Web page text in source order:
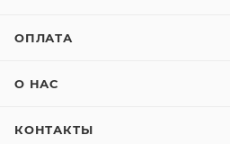
ОПЛАТА
О НАС
КОНТАКТЫ